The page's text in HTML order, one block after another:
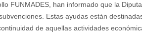
FUNMADES, han informado que la
Estas ayudas están
de aquellas actividades